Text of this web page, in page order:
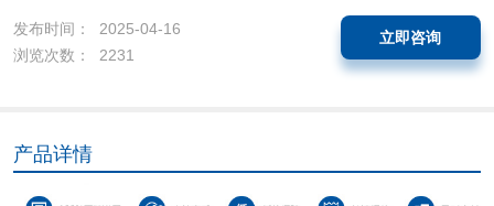
发布时间： 2025-04-16
浏览次数： 2231
立即咨询
产品详情